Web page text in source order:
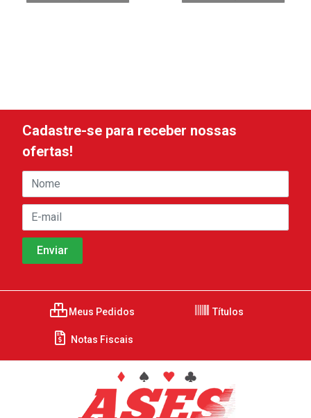
Cadastre-se para receber nossas
ofertas!
Meus Pedidos Títulos
Notas Fiscais